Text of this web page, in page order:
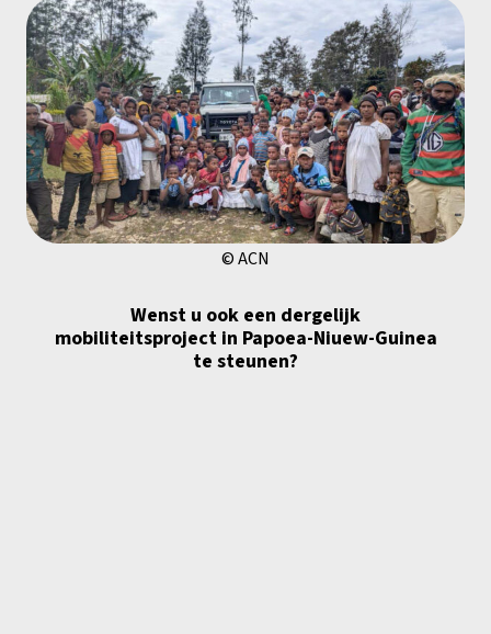
© ACN
Wenst u ook een dergelijk
mobiliteitsproject in Papoea-Niuew-Guinea
te steunen?